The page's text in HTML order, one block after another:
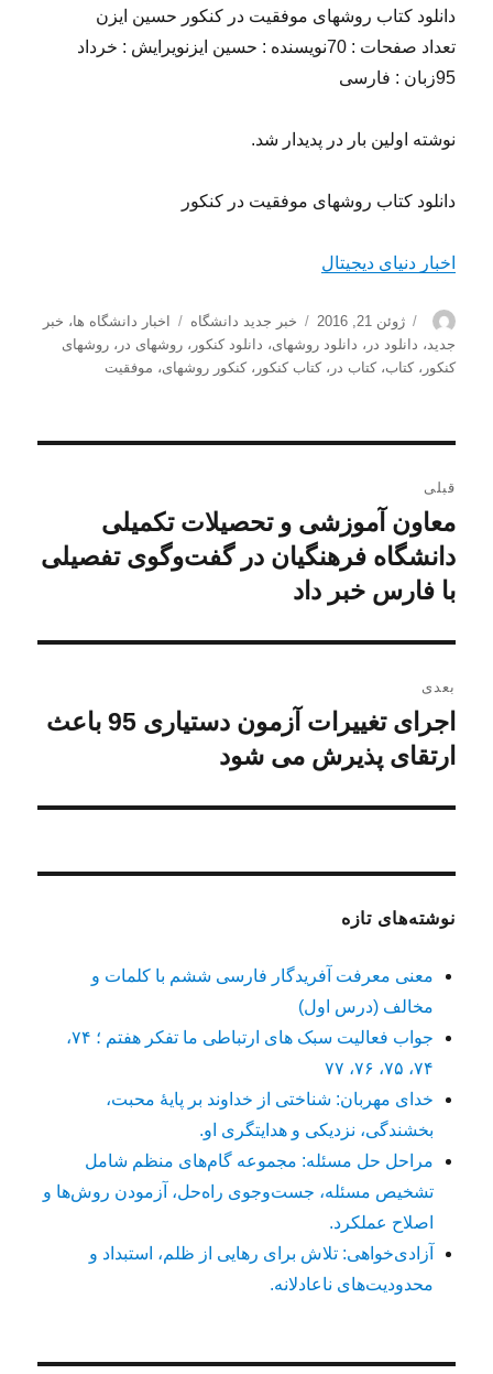
دانلود کتاب روشهای موفقیت در کنکور حسین ایزن
تعداد صفحات : 70نویسنده : حسین ایزنویرایش : خرداد
95زبان : فارسی
نوشته اولین بار در پدیدار شد.
دانلود کتاب روشهای موفقیت در کنکور
اخبار دنیای دیجیتال
نویسنده
ارسال
شده
در
ژوئن 21, 2016 دسته‌ها
خبر جدید دانشگاه برچسب‌ها
اخبار دانشگاه ها، خبر
جدید، دانلود در ، دانلود روشهای، دانلود کنکور ،روشهای در ،روشهای
کنکور ،کتاب،کتاب در ،کتاب کنکور ،کنکور روشهای، موفقیت
نوشته
قبلی
نوشته
قبلی:
معاون آموزشی و تحصیلات تکمیلی
دانشگاه فرهنگیان در گفت‌وگوی تفصیلی
با فارس خبر داد
بعدی
نوشته
بعدی:
اجرای تغییرات آزمون دستیاری 95 باعث
ارتقای پذیرش می شود
نوشته‌های تازه
معنی معرفت آفریدگار فارسی ششم با کلمات و
مخالف (درس اول)
جواب فعالیت سبک های ارتباطی ما تفکر هفتم ؛ ۷۴،
۷۴، ۷۵، ۷۶، ۷۷
خدای مهربان: شناختی از خداوند بر پایهٔ محبت،
بخشندگی، نزدیکی و هدایتگری او.
مراحل حل مسئله: مجموعه گام‌های منظم شامل
تشخیص مسئله، جست‌وجوی راه‌حل، آزمودن روش‌ها و
اصلاح عملکرد.
آزادی‌خواهی: تلاش برای رهایی از ظلم، استبداد و
محدودیت‌های ناعادلانه.